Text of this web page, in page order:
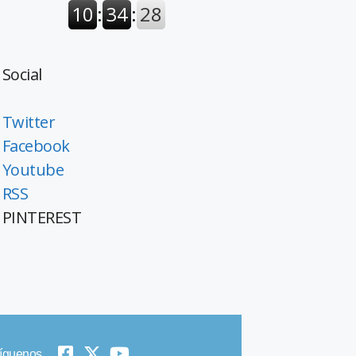
Social
Twitter
Facebook
Youtube
RSS
PINTEREST